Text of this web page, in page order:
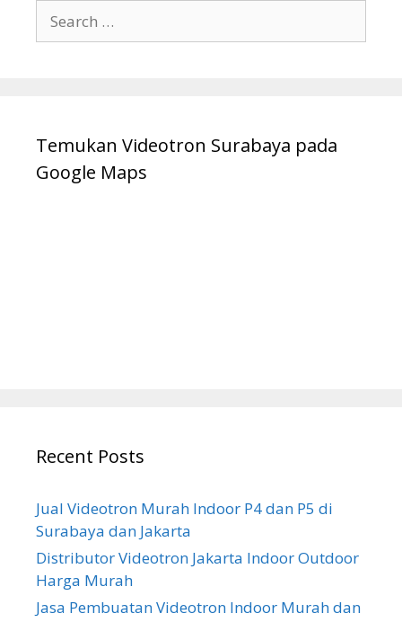
Temukan Videotron Surabaya pada
Google Maps
Recent Posts
Jual Videotron Murah Indoor P4 dan P5 di
Surabaya dan Jakarta
Distributor Videotron Jakarta Indoor Outdoor
Harga Murah
Jasa Pembuatan Videotron Indoor Murah dan